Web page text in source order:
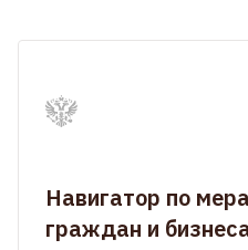
Навигатор по
граждан и